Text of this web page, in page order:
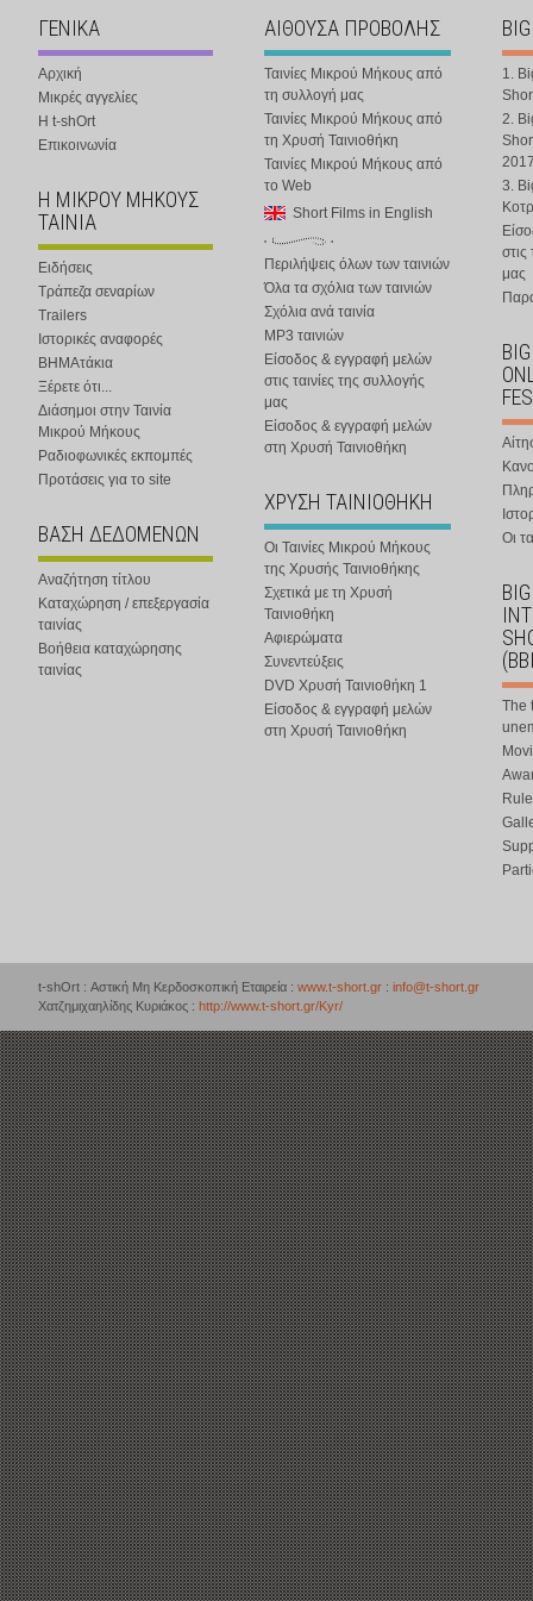
ΓΕΝΙΚΑ
Αρχική
Μικρές αγγελίες
Η t-shOrt
Επικοινωνία
Η ΜΙΚΡΟΥ ΜΗΚΟΥΣ
ΤΑΙΝΙΑ
Ειδήσεις
Τράπεζα σεναρίων
Trailers
Ιστορικές αναφορές
ΒΗΜΑτάκια
Ξέρετε ότι...
Διάσημοι στην Ταινία
Μικρού Μήκους
Ραδιοφωνικές εκπομπές
Προτάσεις για το site
ΒΑΣΗ ΔΕΔΟΜΕΝΩΝ
Αναζήτηση τίτλου
Καταχώρηση / επεξεργασία
ταινίας
Βοήθεια καταχώρησης
ταινίας
ΑΙΘΟΥΣΑ ΠΡΟΒΟΛΗΣ
Ταινίες Μικρού Μήκους από
τη συλλογή μας
Ταινίες Μικρού Μήκους από
τη Χρυσή Ταινιοθήκη
Ταινίες Μικρού Μήκους από
το Web
Short Films in English
Περιλήψεις όλων των ταινιών
Όλα τα σχόλια των ταινιών
Σχόλια ανά ταινία
MP3 ταινιών
Είσοδος & εγγραφή μελών
στις ταινίες της συλλογής
μας
Είσοδος & εγγραφή μελών
στη Χρυσή Ταινιοθήκη
ΧΡΥΣΗ ΤΑΙΝΙΟΘΗΚΗ
Οι Ταινίες Μικρού Μήκους
της Χρυσής Ταινιοθήκης
Σχετικά με τη Χρυσή
Ταινιοθήκη
Αφιερώματα
Συνεντεύξεις
DVD Χρυσή Ταινιοθήκη 1
Είσοδος & εγγραφή μελών
στη Χρυσή Ταινιοθήκη
1.
2.
3.
στις
μας
Οι
The
t-shOrt : Αστική Μη Κερδοσκοπική Εταιρεία : www.t-short.gr : info@t-short.gr
Χατζημιχαηλίδης Κυριάκος : http://www.t-short.gr/Kyr/